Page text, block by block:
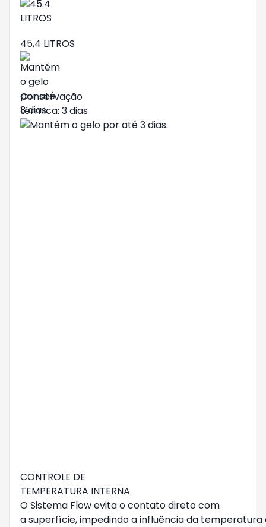
45,4 LITROS
Conservação
térmica: 3 dias
CONTROLE DE
TEMPERATURA INTERNA
O Sistema Flow evita o contato direto com
a superfície, impedindo a influência da temperatura